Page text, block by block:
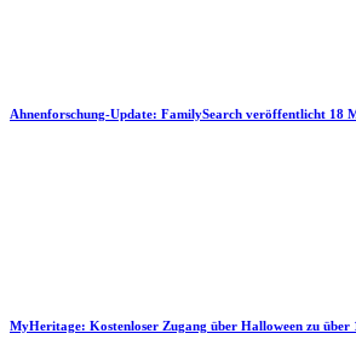
Ahnenforschung-Update: FamilySearch veröffentlicht 18
MyHeritage: Kostenloser Zugang über Halloween zu